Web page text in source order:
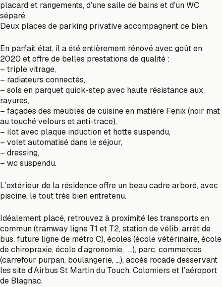
placard et rangements, d’une salle de bains et d’un WC
séparé.
Deux places de parking privative accompagnent ce bien.
En parfait état, il a été entièrement rénové avec goût en
2020 et offre de belles prestations de qualité :
– triple vitrage,
– radiateurs connectés,
– sols en parquet quick-step avec haute résistance aux
rayures,
– façades des meubles de cuisine en matière Fenix (noir mat
au touché velours et anti-trace),
– ilot avec plaque induction et hotte suspendu,
– volet automatisé dans le séjour,
– dressing,
– wc suspendu.
L’extérieur de la résidence offre un beau cadre arboré, avec
piscine, le tout très bien entretenu.
Idéalement placé, retrouvez à proximité les transports en
commun (tramway ligne T1 et T2, station de vélib, arrêt de
bus, future ligne de métro C), écoles (école vétérinaire, école
de chiropraxie, école d’agronomie, …), parc, commerces
(carrefour purpan, boulangerie, …), accès rocade desservant
les site d’Airbus St Martin du Touch, Colomiers et l’aéroport
de Blagnac.